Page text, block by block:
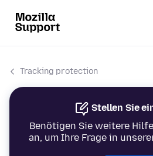
Tracking protection
Stellen Sie
Benötigen Sie weitere
an, um Ihre Frage in